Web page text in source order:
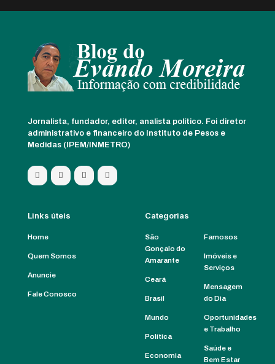
Jornalista, fundador, editor, analista político. Foi diretor
administrativo e financeiro do Instituto de Pesos e
Medidas (IPEM/INMETRO)
Links úteis
Home
Quem Somos
Anuncie
Fale Conosco
Categorias
São
Gonçalo do
Amarante
Ceará
Brasil
Mundo
Política
Economia
Famosos
Imóveis e
Serviços
Mensagem
do Dia
Oportunidades
e Trabalho
Saúde e
Bem Estar